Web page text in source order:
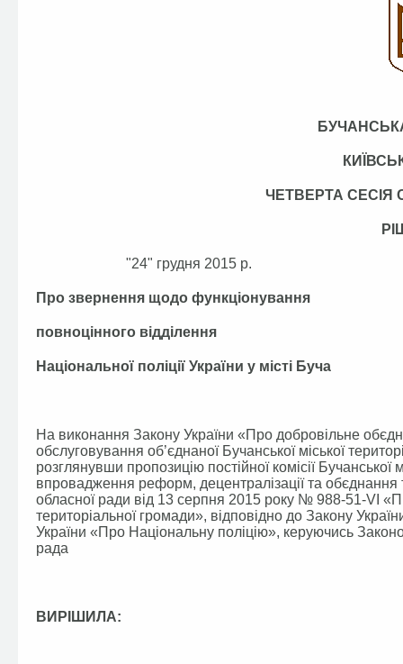
ЧЕТВЕРТА
"24" грудня
Про звернення щодо функціонування
повноцінного відділення
Національної поліції України у місті Буча
На виконання Закону України «Про добровільне
обслуговування об’єднаної Бучанської міської
розглянувши пропозицію постійної комісії Бучанської
впровадження реформ, децентралізації та
обласної ради від 13 серпня 2015 року № 988-51-VI
територіальної громади», відповідно до Закону
України «Про Національну поліцію», керуючись
рада
ВИРІШИЛА: